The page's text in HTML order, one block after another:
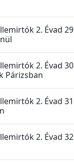
2. Évad
2. Évad
Párizsban
2. Évad
2. Évad